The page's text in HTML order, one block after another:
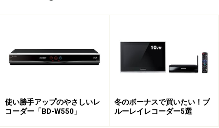
使い勝手アップのやさしいレ
コーダー「BD-W550」
冬のボーナスで買いたい！ブ
ルーレイレコーダー5選